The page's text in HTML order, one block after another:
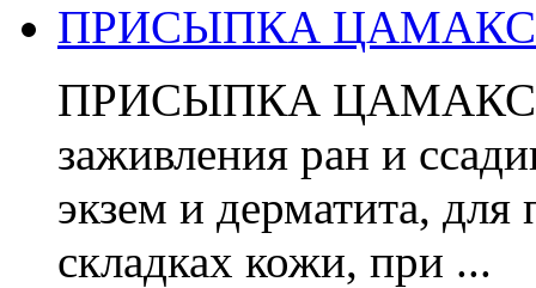
ПРИСЫПКА ЦАМАКС
ПРИСЫПКА ЦАМАКС
заживления ран и
экзем и дерматита,
складках кожи, при ...